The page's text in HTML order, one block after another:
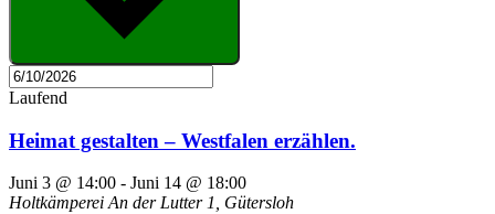
Laufend
Heimat gestalten – Westfalen erzählen.
Juni 3 @ 14:00 - Juni 14 @ 18:00
Holtkämperei An der Lutter 1, Gütersloh